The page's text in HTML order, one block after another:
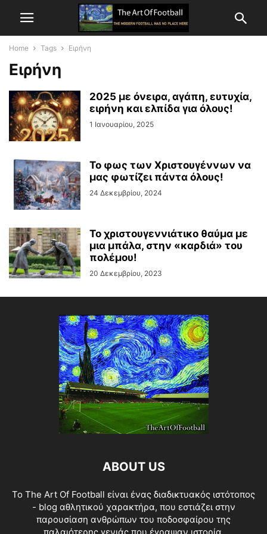
Home Tags Ειρήνη
Ειρήνη
2025 με όνειρα, αγάπη, ευτυχία,
ειρήνη και ελπίδα για όλους!
1 Ιανουαρίου, 2025
Το φως των Χριστουγέννων να
μας φωτίζει πάντα όλους!
24 Δεκεμβρίου, 2024
Το χριστουγεννιάτικο θαύμα με
μια μπάλα, στην «καρδιά» του
πολέμου!
20 Δεκεμβρίου, 2023
ABOUT US
Το The Art Of Football είναι ένας διαδικτυακός ιστότοπος
- blog αθλητικού χαρακτήρα, που εστιάζει στην
παρουσίαση ανθρώπων του ποδοσφαίρου της